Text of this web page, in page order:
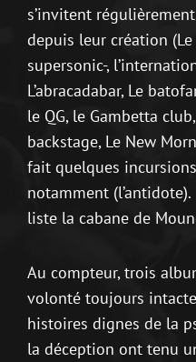
s’invitent
depuis leur création (Le
supersonic-,
L’abracadabar, Le
le QG, le Gambetta
backstage, Le New
fait quelques
notamment (l’antidote).
liste la cabane de
Au compteur, trois
volonté toujours
histoires dignes de la
la déception ont tenu